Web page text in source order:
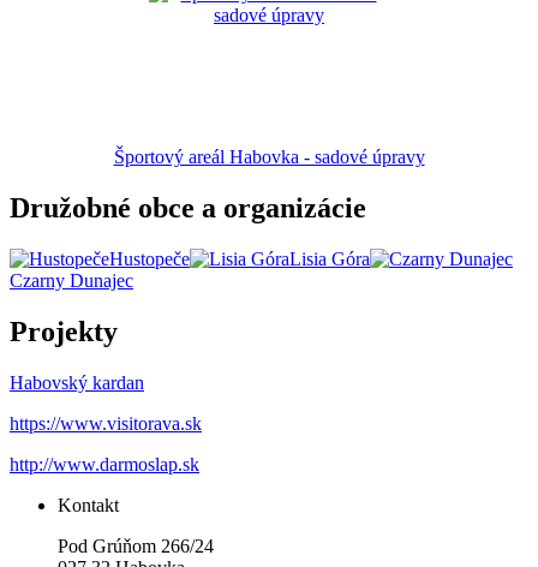
Športový areál Habovka - sadové úpravy
Družobné obce a organizácie
Hustopeče
Lisia Góra
Czarny Dunajec
Projekty
Habovský kardan
https://www.visitorava.sk
http://www.darmoslap.sk
Kontakt
Pod Grúňom 266/24